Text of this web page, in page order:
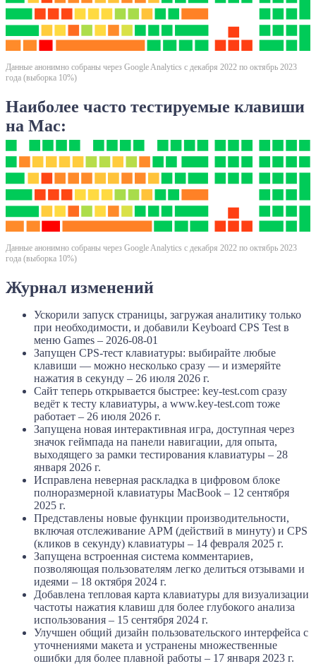
Данные анонимно собраны через Google Analytics с декабря 2022 по октябрь 2023
года (выборка 10%)
Наиболее часто тестируемые клавиши
на Mac:
Данные анонимно собраны через Google Analytics с декабря 2022 по октябрь 2023
года (выборка 10%)
Журнал изменений
Ускорили запуск страницы, загружая аналитику только
при необходимости, и добавили Keyboard CPS Test в
меню Games – 2026-08-01
Запущен CPS-тест клавиатуры: выбирайте любые
клавиши — можно несколько сразу — и измеряйте
нажатия в секунду – 26 июля 2026 г.
Сайт теперь открывается быстрее: key-test.com сразу
ведёт к тесту клавиатуры, а www.key-test.com тоже
работает – 26 июля 2026 г.
Запущена новая интерактивная игра, доступная через
значок геймпада на панели навигации, для опыта,
выходящего за рамки тестирования клавиатуры – 28
января 2026 г.
Исправлена неверная раскладка в цифровом блоке
полноразмерной клавиатуры MacBook – 12 сентября
2025 г.
Представлены новые функции производительности,
включая отслеживание APM (действий в минуту) и CPS
(кликов в секунду) клавиатуры – 14 февраля 2025 г.
Запущена встроенная система комментариев,
позволяющая пользователям легко делиться отзывами и
идеями – 18 октября 2024 г.
Добавлена тепловая карта клавиатуры для визуализации
частоты нажатия клавиш для более глубокого анализа
использования – 15 сентября 2024 г.
Улучшен общий дизайн пользовательского интерфейса с
уточнениями макета и устранены множественные
ошибки для более плавной работы – 17 января 2023 г.